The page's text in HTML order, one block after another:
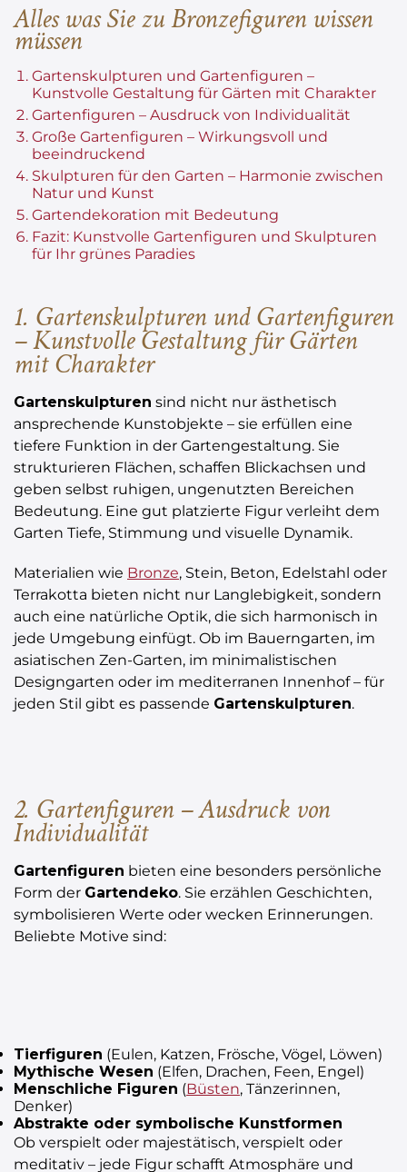
Alles was Sie zu Bronzefiguren wissen
müssen
Gartenskulpturen und Gartenfiguren –
Kunstvolle Gestaltung für Gärten mit Charakter
Gartenfiguren – Ausdruck von Individualität
Große Gartenfiguren – Wirkungsvoll und
beeindruckend
Skulpturen für den Garten – Harmonie zwischen
Natur und Kunst
Gartendekoration mit Bedeutung
Fazit: Kunstvolle Gartenfiguren und Skulpturen
für Ihr grünes Paradies
1. Gartenskulpturen und Gartenfiguren
– Kunstvolle Gestaltung für Gärten
mit Charakter
Gartenskulpturen sind nicht nur ästhetisch
ansprechende Kunstobjekte – sie erfüllen eine
tiefere Funktion in der Gartengestaltung. Sie
strukturieren Flächen, schaffen Blickachsen und
geben selbst ruhigen, ungenutzten Bereichen
Bedeutung. Eine gut platzierte Figur verleiht dem
Garten Tiefe, Stimmung und visuelle Dynamik.
Materialien wie Bronze, Stein, Beton, Edelstahl oder
Terrakotta bieten nicht nur Langlebigkeit, sondern
auch eine natürliche Optik, die sich harmonisch in
jede Umgebung einfügt. Ob im Bauerngarten, im
asiatischen Zen-Garten, im minimalistischen
Designgarten oder im mediterranen Innenhof – für
jeden Stil gibt es passende Gartenskulpturen.
2. Gartenfiguren – Ausdruck von
Individualität
Gartenfiguren bieten eine besonders persönliche
Form der Gartendeko. Sie erzählen Geschichten,
symbolisieren Werte oder wecken Erinnerungen.
Beliebte Motive sind:
Tierfiguren (Eulen, Katzen, Frösche, Vögel, Löwen)
Mythische Wesen (Elfen, Drachen, Feen, Engel)
Menschliche Figuren (Büsten, Tänzerinnen,
Denker)
Abstrakte oder symbolische Kunstformen
Ob verspielt oder majestätisch, verspielt oder
meditativ – jede Figur schafft Atmosphäre und